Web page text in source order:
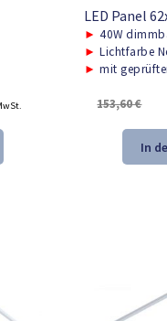
LED Panel
► 40W
► Lichtfarbe
► mit
153,60€
In